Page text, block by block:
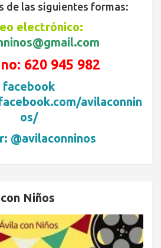
de las siguientes formas:
electrónico:
620 945 982
facebook
avilaconnin
os/
@avilaconninos
Niños